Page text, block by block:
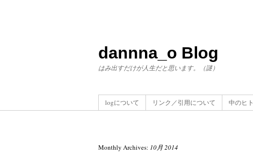
dannna_o Blog
はみ出すだけが人生だと思います。（謎）
logについて リンク／引用について 中のヒト
Monthly Archives: 10月 2014